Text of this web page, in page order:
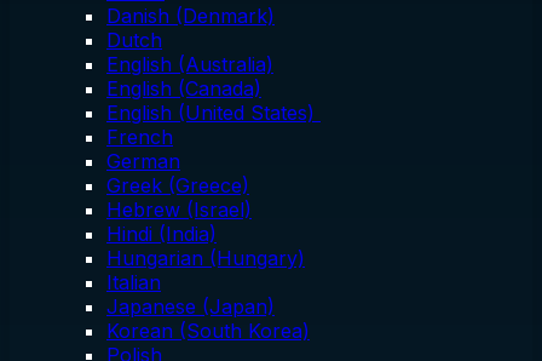
Danish (Denmark)
Dutch
English (Australia)
English (Canada)
English (United States)
French
German
Greek (Greece)
Hebrew (Israel)
Hindi (India)
Hungarian (Hungary)
Italian
Japanese (Japan)
Korean (South Korea)
Polish